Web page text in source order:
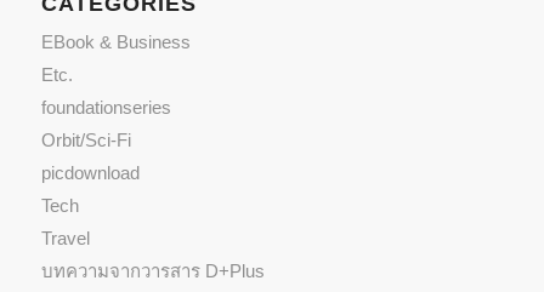
EBook & Business
Etc.
foundationseries
Orbit/Sci-Fi
picdownload
Tech
Travel
บทความจากวารสาร D+Plus